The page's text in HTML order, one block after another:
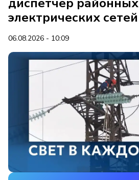
электрических сетей
06.08.2026 - 10:09